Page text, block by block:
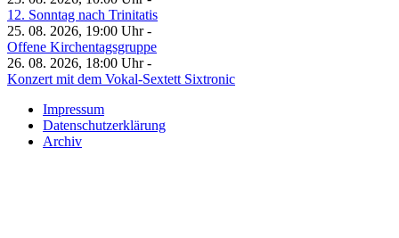
12. Sonntag nach Trinitatis
25. 08. 2026, 19:00 Uhr -
Offene Kirchentagsgruppe
26. 08. 2026, 18:00 Uhr -
Konzert mit dem Vokal-Sextett Sixtronic
Impressum
Datenschutzerklärung
Archiv